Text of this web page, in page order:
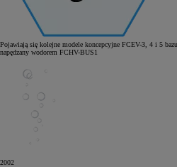
Pojawiają się kolejne modele koncepcyjne FCEV-3, 4 i 5
napędzany wodorem FCHV-BUS1
2002